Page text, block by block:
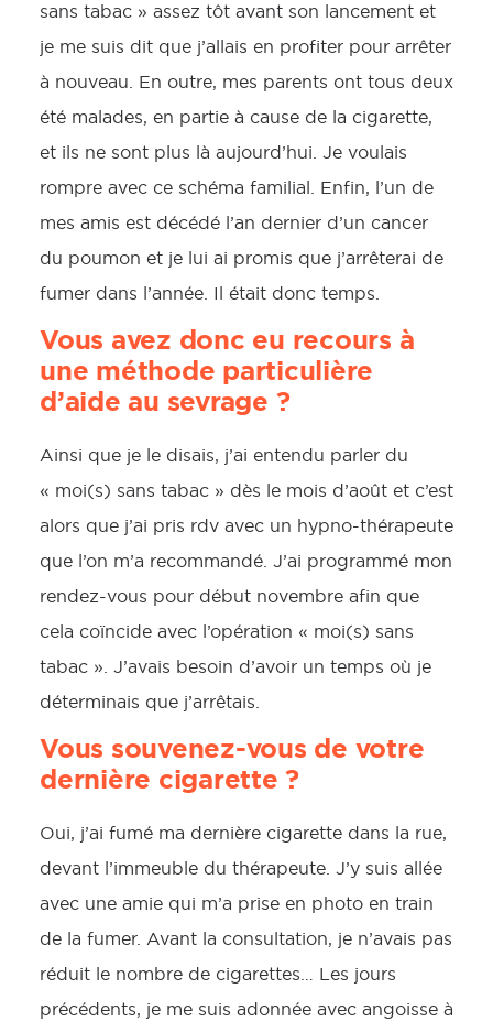
sans tabac » assez tôt avant son lancement et
je me suis dit que j’allais en profiter pour arrêter
à nouveau. En outre, mes parents ont tous deux
été malades, en partie à cause de la cigarette,
et ils ne sont plus là aujourd’hui. Je voulais
rompre avec ce schéma familial. Enfin, l’un de
mes amis est décédé l’an dernier d’un cancer
du poumon et je lui ai promis que j’arrêterai de
fumer dans l’année. Il était donc temps.
Vous avez donc eu recours à
une méthode particulière
d’aide au sevrage ?
Ainsi que je le disais, j’ai entendu parler du
« moi(s) sans tabac » dès le mois d’août et c’est
alors que j’ai pris rdv avec un hypno-thérapeute
que l’on m’a recommandé. J’ai programmé mon
rendez-vous pour début novembre afin que
cela coïncide avec l’opération « moi(s) sans
tabac ». J’avais besoin d’avoir un temps où je
déterminais que j’arrêtais.
Vous souvenez-vous de votre
dernière cigarette ?
Oui, j’ai fumé ma dernière cigarette dans la rue,
devant l’immeuble du thérapeute. J’y suis allée
avec une amie qui m’a prise en photo en train
de la fumer. Avant la consultation, je n’avais pas
réduit le nombre de cigarettes… Les jours
précédents, je me suis adonnée avec angoisse à